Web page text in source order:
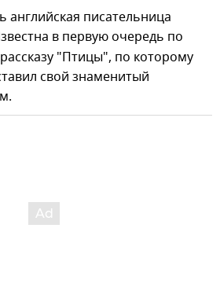
английская писательница
в первую очередь по
"Птицы", по которому
свой знаменитый